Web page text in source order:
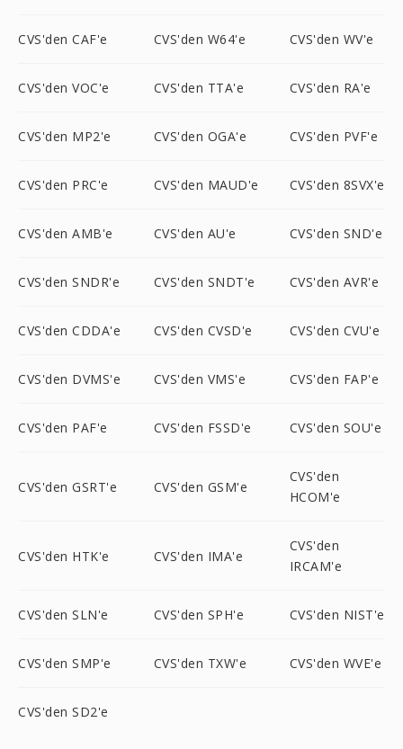
CVS'den CAF'e CVS'den W64'e CVS'den WV'e
CVS'den VOC'e CVS'den TTA'e CVS'den RA'e
CVS'den MP2'e CVS'den OGA'e CVS'den PVF'e
CVS'den PRC'e CVS'den MAUD'e CVS'den 8SVX'e
CVS'den AMB'e CVS'den AU'e CVS'den SND'e
CVS'den SNDR'e CVS'den SNDT'e CVS'den AVR'e
CVS'den CDDA'e CVS'den CVSD'e CVS'den CVU'e
CVS'den DVMS'e CVS'den VMS'e CVS'den FAP'e
CVS'den PAF'e CVS'den FSSD'e CVS'den SOU'e
CVS'den GSRT'e CVS'den GSM'e
CVS'den
HCOM'e
CVS'den HTK'e CVS'den IMA'e
CVS'den
IRCAM'e
CVS'den SLN'e CVS'den SPH'e CVS'den NIST'e
CVS'den SMP'e CVS'den TXW'e CVS'den WVE'e
CVS'den SD2'e